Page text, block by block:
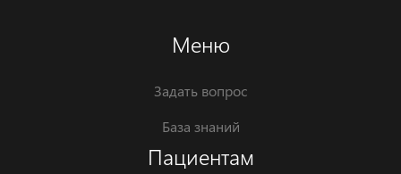
Меню
Задать вопрос
База знаний
Пациентам